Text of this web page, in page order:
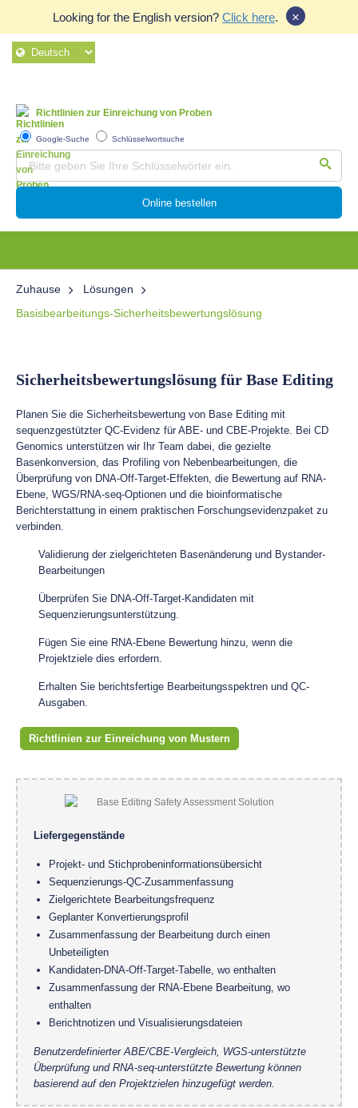
Looking for the English version? Click here. ×
Richtlinien zur Einreichung von Proben
Google-Suche Schlüsselwortsuche
Online bestellen
Zuhause
Lösungen
Basisbearbeitungs-Sicherheitsbewertungslösung
Sicherheitsbewertungslösung für Base Editing
Planen Sie die Sicherheitsbewertung von Base Editing mit
sequenzgestützter QC-Evidenz für ABE- und CBE-Projekte. Bei CD
Genomics unterstützen wir Ihr Team dabei, die gezielte
Basenkonversion, das Profiling von Nebenbearbeitungen, die
Überprüfung von DNA-Off-Target-Effekten, die Bewertung auf RNA-
Ebene, WGS/RNA-seq-Optionen und die bioinformatische
Berichterstattung in einem praktischen Forschungsevidenzpaket zu
verbinden.
Validierung der zielgerichteten Basenänderung und Bystander-
Bearbeitungen
Überprüfen Sie DNA-Off-Target-Kandidaten mit
Sequenzierungsunterstützung.
Fügen Sie eine RNA-Ebene Bewertung hinzu, wenn die
Projektziele dies erfordern.
Erhalten Sie berichtsfertige Bearbeitungsspektren und QC-
Ausgaben.
Richtlinien zur Einreichung von Mustern
Liefergegenstände
Projekt- und Stichprobeninformationsübersicht
Sequenzierungs-QC-Zusammenfassung
Zielgerichtete Bearbeitungsfrequenz
Geplanter Konvertierungsprofil
Zusammenfassung der Bearbeitung durch einen
Unbeteiligten
Kandidaten-DNA-Off-Target-Tabelle, wo enthalten
Zusammenfassung der RNA-Ebene Bearbeitung, wo
enthalten
Berichtnotizen und Visualisierungsdateien
Benutzerdefinierter ABE/CBE-Vergleich, WGS-unterstützte
Überprüfung und RNA-seq-unterstützte Bewertung können
basierend auf den Projektzielen hinzugefügt werden.